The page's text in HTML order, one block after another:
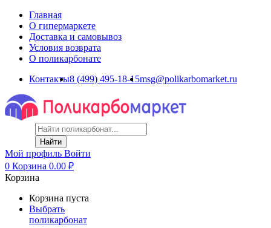
Главная
О гипермаркете
Доставка и самовывоз
Условия возврата
О поликарбонате
Контакты8 (499) 495-18-15msg@polikarbomarket.ru
Найти
Мой профиль Войти
0 Корзина 0.00 ₽
Корзина
Корзина пуста
Выбрать
поликарбонат